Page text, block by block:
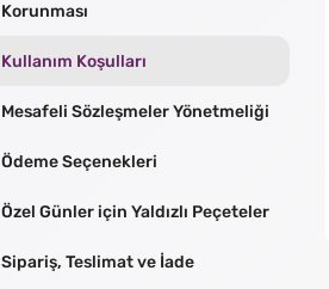
Korunması
Kullanım Koşulları
Mesafeli Sözleşmeler Yönetmeliği
Ödeme Seçenekleri
Özel Günler için Yaldızlı Peçeteler
Sipariş, Teslimat ve İade